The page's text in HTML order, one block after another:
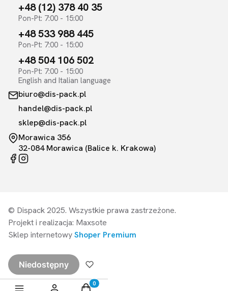
+48 (12) 378 40 35
Pon-Pt: 7:00 - 15:00
+48 533 988 445
Pon-Pt: 7:00 - 15:00
+48 504 106 502
Pon-Pt: 7:00 - 15:00
English and Italian language
biuro@dis-pack.pl
handel@dis-pack.pl
sklep@dis-pack.pl
Morawica 356
32-084 Morawica (Balice k. Krakowa)
© Dispack 2025. Wszystkie prawa zastrzeżone.
Projekt i realizacja: Maxsote
Sklep internetowyShoper Premium
Niedostępny
Produkty w koszyku: 0. Zobacz szczegóły